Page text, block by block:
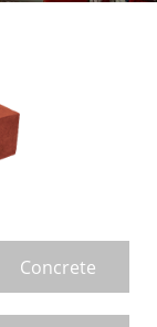
Concrete